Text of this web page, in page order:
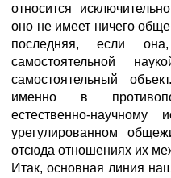
относится
оно не имеет ничего
последняя, если
самостоятельной
самостоятельный
именно в
естественно-
урегулированном
отсюда отношениях их
Итак, основная линия